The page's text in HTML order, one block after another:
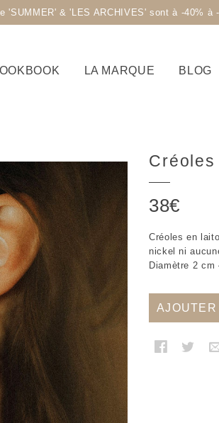
'SUMMER' & 'LES ARCHIVES' sont à -40%
LA MARQUE BLOG
Créoles
38€
Créoles en
nickel ni
Diamètre 2 cm